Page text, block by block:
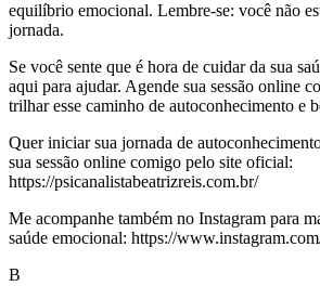
equilíbrio emocional. Lembre-se: você não
jornada.
Se você sente que é hora de cuidar da sua
aqui para ajudar. Agende sua sessão online
trilhar esse caminho de autoconhecimento e
Quer iniciar sua jornada de
sua sessão online comigo pelo site oficial:
https://psicanalistabeatrizreis.com.br/
Me acompanhe também no Instagram para
saúde emocional: https://
B